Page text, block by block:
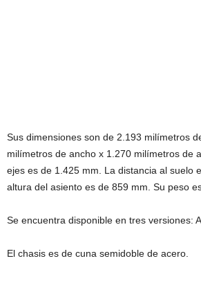
Sus dimensiones son de 2.193 milímetros
milímetros de ancho x 1.270 milímetros de
ejes es de 1.425 mm. La distancia al suelo
altura del asiento es de 859 mm. Su peso
Se encuentra disponible en tres versiones:
El chasis es de cuna semidoble de acero.